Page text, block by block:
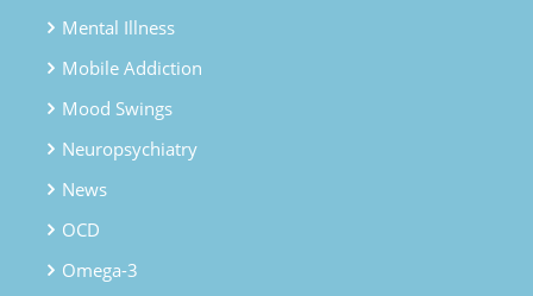
Mental Illness
Mobile Addiction
Mood Swings
Neuropsychiatry
News
OCD
Omega-3